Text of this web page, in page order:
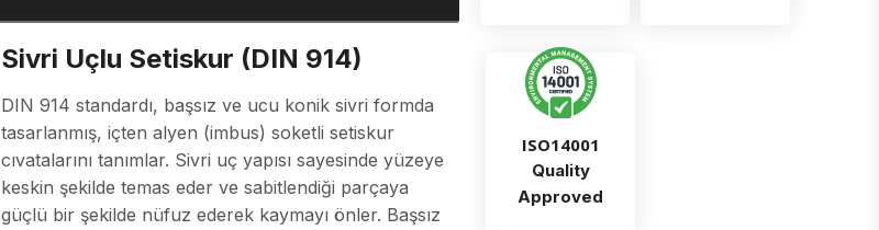
Sivri Uçlu Setiskur (DIN 914)
DIN 914 standardı, başsız ve ucu konik sivri formda
tasarlanmış, içten alyen (imbus) soketli setiskur
cıvatalarını tanımlar. Sivri uç yapısı sayesinde yüzeye
keskin şekilde temas eder ve sabitlendiği parçaya
güçlü bir şekilde nüfuz ederek kaymayı önler. Başsız
ISO14001
Quality
Approved